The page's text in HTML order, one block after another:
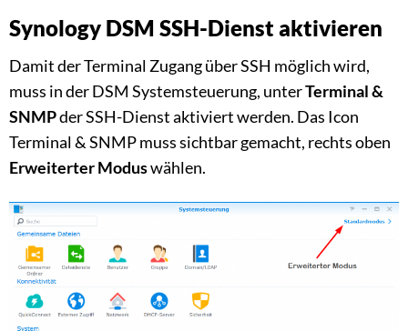
Synology DSM SSH-Dienst aktivieren
Damit der Terminal Zugang über SSH möglich wird,
muss in der DSM Systemsteuerung, unterTerminal &
SNMPder SSH-Dienst aktiviert werden. Das Icon
Terminal & SNMP muss sichtbar gemacht, rechts oben
Erweiterter Moduswählen.